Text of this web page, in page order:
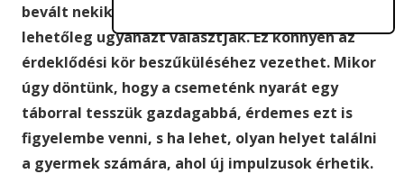
bevált nekik, akkor a következő alkalommal is
lehetőleg ugyanazt választják. Ez könnyen az
érdeklődési kör beszűküléséhez vezethet. Mikor
úgy döntünk, hogy a csemeténk nyarát egy
táborral tesszük gazdagabbá, érdemes ezt is
figyelembe venni, s ha lehet, olyan helyet találni
a gyermek számára, ahol új impulzusok érhetik.